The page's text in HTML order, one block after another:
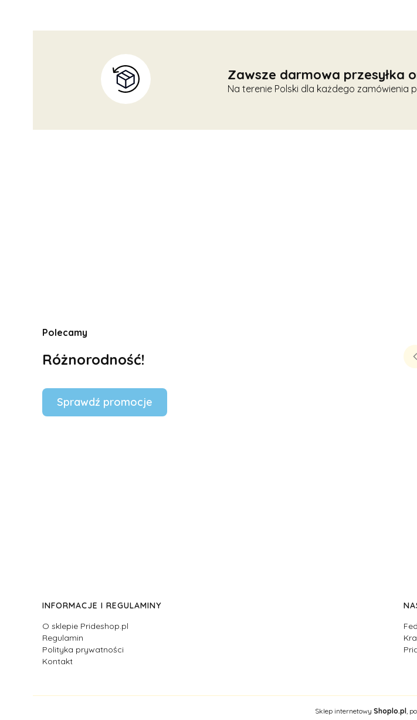
Zawsze darmowa przesyłka
Na terenie Polski dla każdego zamówienia
Polecamy
Różnorodność!
Sprawdź promocje
Linki w stopce
INFORMACJE I REGULAMINY
O sklepie Prideshop.pl
Regulamin
Polityka prywatności
Kontakt
Sklep internetowy Shoplo.pl,